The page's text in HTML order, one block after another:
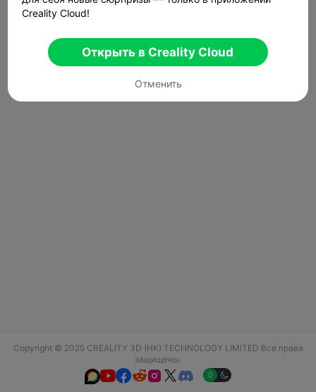
Copyright © 2025 CREALITY 3D (HK) TECHNOLOGY LIMITED Все права
защищены.
  
Creality Cloud!
Открыть в Creality Cloud
Отменить